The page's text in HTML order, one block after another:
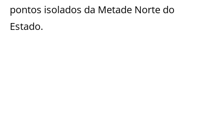
pontos isolados da Metade Norte do
Estado.